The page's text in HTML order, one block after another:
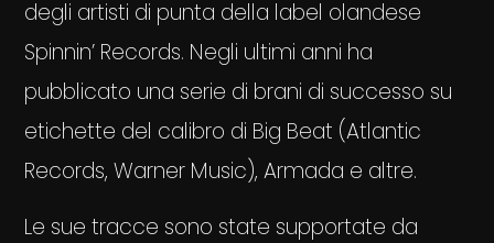
degli artisti di punta della label olandese
Spinnin’ Records. Negli ultimi anni ha
pubblicato una serie di brani di successo su
etichette del calibro di Big Beat (Atlantic
Records, Warner Music), Armada e altre.
Le sue tracce sono state supportate da